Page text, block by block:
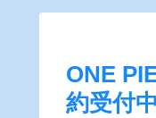
ONE
約受付中